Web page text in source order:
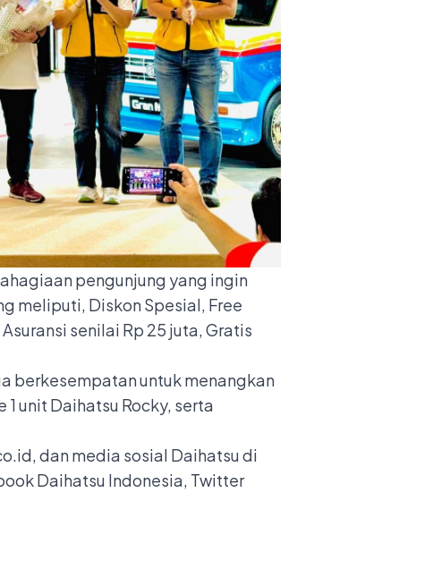
pengunjung yang ingin
meliputi, Diskon Spesial, Free
senilai Rp 25 juta, Gratis
berkesempatan untuk menangkan
unit Daihatsu Rocky, serta
, dan media sosial Daihatsu di
Daihatsu Indonesia, Twitter